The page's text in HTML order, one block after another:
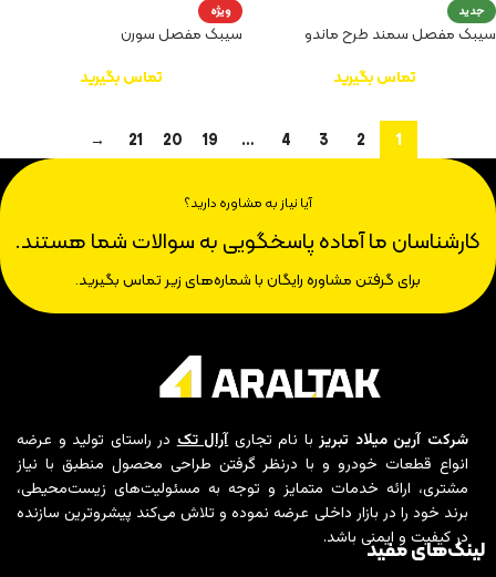
جدید
سیبک مفصل سمند طرح ماندو
تماس بگیرید
ویژه
سیبک مفصل سورن
تماس بگیرید
1
2
3
4
…
19
20
21
→
آیا نیاز به مشاوره دارید؟
کارشناسان ما آماده پاسخگویی به سوالات شما هستند.
برای گرفتن مشاوره رایگان با شماره‌های زیر تماس بگیرید.
شرکت آرین میلاد تبریزبا نام تجاریآرال تکدر راستای تولید و عرضه
انواع قطعات خودرو و با درنظر گرفتن طراحی محصول منطبق با نیاز
مشتری، ارائه خدمات متمایز و توجه به مسئولیت‌های زیست‌محیطی،
برند خود را در بازار داخلی عرضه نموده و تلاش می‌کند پیشروترین سازنده
در کیفیت و ایمنی باشد.
لینک‌های مفید